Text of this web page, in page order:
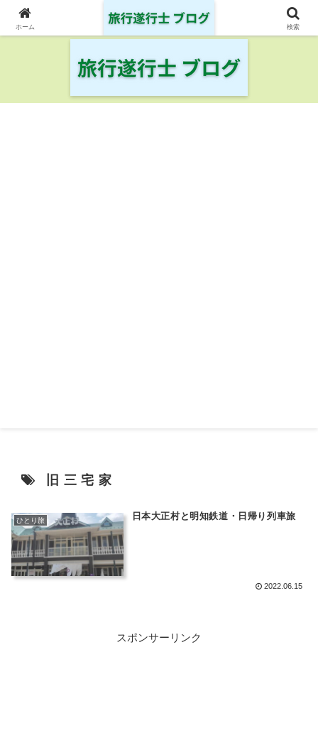
日本の鉄道・空港を制覇した旅行遂行士の旅の記録
旧三宅家
ひとり旅 日本大正村と明知鉄道・日帰り列車旅
2022.06.15
スポンサーリンク
ホーム 検索